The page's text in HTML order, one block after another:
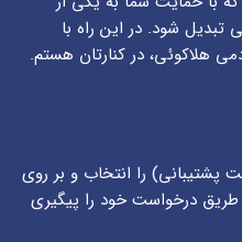
تبدیل شود. در این راه با
هلاکوئی، در کنارتان هستم.
پشتیبانی) را انتخاب و بر روی
درخواست خود را پیگیری